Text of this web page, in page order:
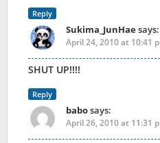
Reply
Sukima_JunHaesays:
April 24, 2010 at 10:41
SHUT UP!!!!
Reply
babosays:
April 26, 2010 at 11:31